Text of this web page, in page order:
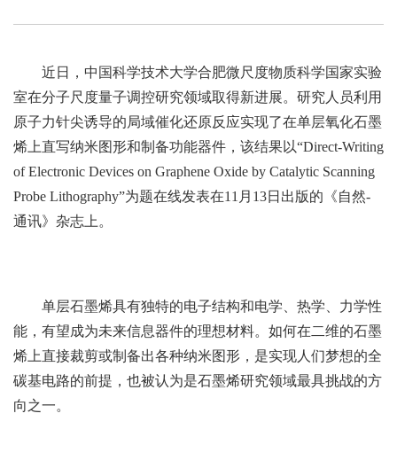
近日，中国科学技术大学合肥微尺度物质科学国家实验
室在分子尺度量子调控研究领域取得新进展。研究人员利用
原子力针尖诱导的局域催化还原反应实现了在单层氧化石墨
烯上直写纳米图形和制备功能器件，该结果以“Direct-Writing
of Electronic Devices on Graphene Oxide by Catalytic Scanning
Probe Lithography”为题在线发表在11月13日出版的《自然-
通讯》杂志上。
单层石墨烯具有独特的电子结构和电学、热学、力学性
能，有望成为未来信息器件的理想材料。如何在二维的石墨
烯上直接裁剪或制备出各种纳米图形，是实现人们梦想的全
碳基电路的前提，也被认为是石墨烯研究领域最具挑战的方
向之一。